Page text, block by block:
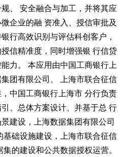
、 安全融合与加工，并将其应
企业的融 资准入、授信审批及
行高效识别与评估科创客户，
信精准度，同时增强银 行信贷
力。 本应用由中国工商银行上
团有限公司、 上海市联合征信
中国工商银行上海市 分行负责
、总体方案设计、并基于总 行
建设，上海数据集团有限公司
础设施建设，上海市联合征信
的建设和公共数据授权运营。